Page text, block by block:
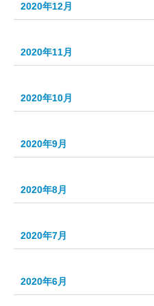
2020年12月
2020年11月
2020年10月
2020年9月
2020年8月
2020年7月
2020年6月